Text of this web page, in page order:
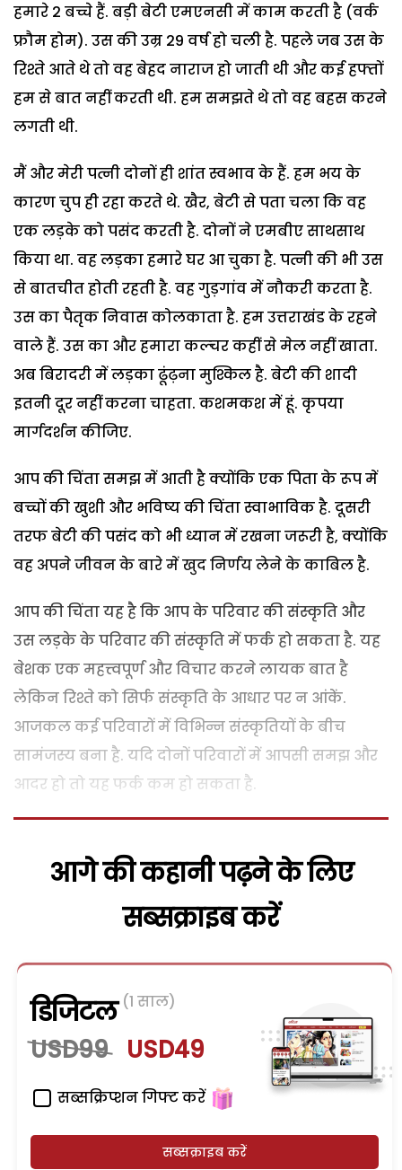
हमारे 2 बच्चे हैं. बड़ी बेटी एमएनसी में काम करती है (वर्क
फ्रौम होम). उस की उम्र 29 वर्ष हो चली है. पहले जब उस के
रिश्ते आते थे तो वह बेहद नाराज हो जाती थी और कई हफ्तों
हम से बात नहीं करती थी. हम समझते थे तो वह बहस करने
लगती थी.
मैं और मेरी पत्नी दोनों ही शांत स्वभाव के हैं. हम भय के
कारण चुप ही रहा करते थे. खैर, बेटी से पता चला कि वह
एक लड़के को पसंद करती है. दोनों ने एमबीए साथसाथ
किया था. वह लड़का हमारे घर आ चुका है. पत्नी की भी उस
से बातचीत होती रहती है. वह गुड़गांव में नौकरी करता है.
उस का पैतृक निवास कोलकाता है. हम उत्तराखंड के रहने
वाले हैं. उस का और हमारा कल्चर कहीं से मेल नहीं खाता.
अब बिरादरी में लड़का ढूंढ़ना मुश्किल है. बेटी की शादी
इतनी दूर नहीं करना चाहता. कशमकश में हूं. कृपया
मार्गदर्शन कीजिए.
आप की चिंता समझ में आती है क्योंकि एक पिता के रूप में
बच्चों की खुशी और भविष्य की चिंता स्वाभाविक है. दूसरी
तरफ बेटी की पसंद को भी ध्यान में रखना जरूरी है, क्योंकि
वह अपने जीवन के बारे में खुद निर्णय लेने के काबिल है.
आप की चिंता यह है कि आप के परिवार की संस्कृति और
उस लड़के के परिवार की संस्कृति में फर्क हो सकता है. यह
बेशक एक महत्त्वपूर्ण और विचार करने लायक बात है
लेकिन रिश्ते को सिर्फ संस्कृति के आधार पर न आंकें.
आजकल कई परिवारों में विभिन्न संस्कृतियों के बीच
सामंजस्य बना है. यदि दोनों परिवारों में आपसी समझ और
आदर हो तो यह फर्क कम हो सकता है.
आगे की कहानी पढ़ने के लिए
सब्सक्राइब करें
डिजिटल (1 साल)
USD99 USD49
सब्सक्रिप्शन गिफ्ट करें
सब्सक्राइब करें